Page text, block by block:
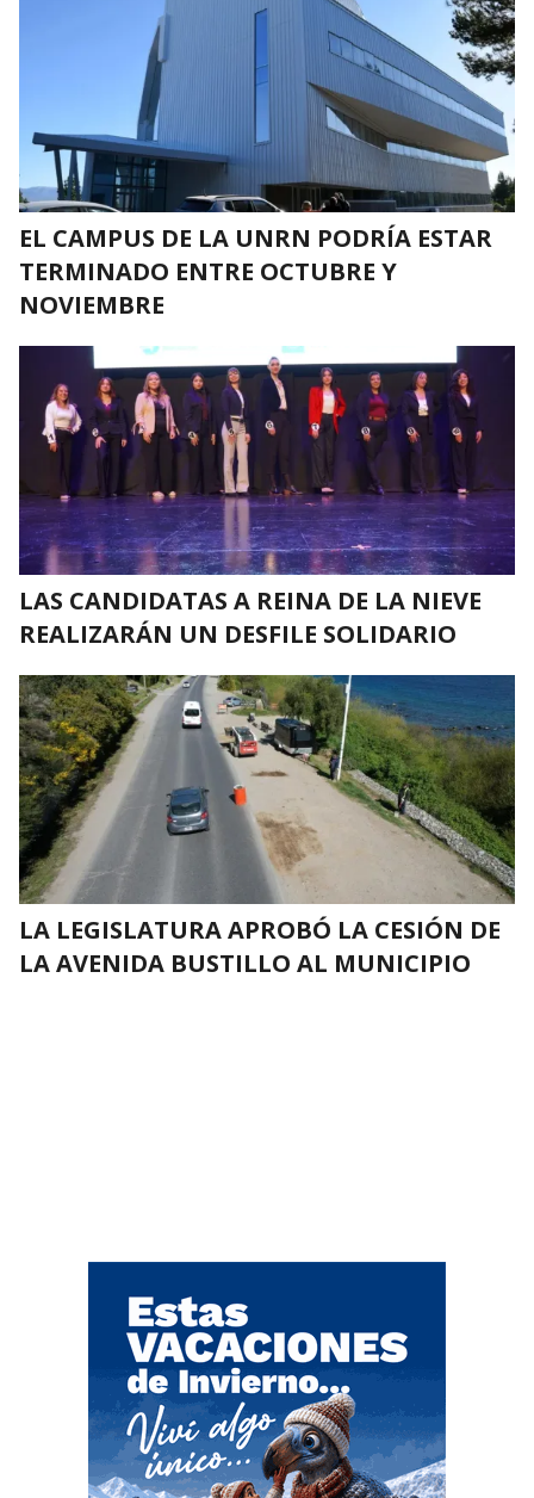
EL CAMPUS DE LA UNRN PODRÍA ESTAR
TERMINADO ENTRE OCTUBRE Y
NOVIEMBRE
LAS CANDIDATAS A REINA DE LA NIEVE
REALIZARÁN UN DESFILE SOLIDARIO
LA LEGISLATURA APROBÓ LA CESIÓN DE
LA AVENIDA BUSTILLO AL MUNICIPIO